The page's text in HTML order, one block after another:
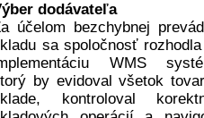
dodávateľa
účelom bezchybnej
sa spoločnosť
WMS
by evidoval všetok
kontroloval